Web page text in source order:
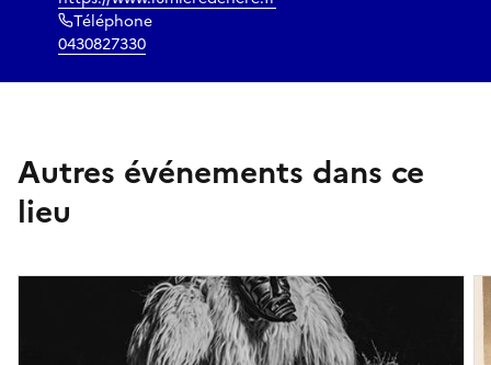
Téléphone
0430827330
Autres événements dans ce
lieu